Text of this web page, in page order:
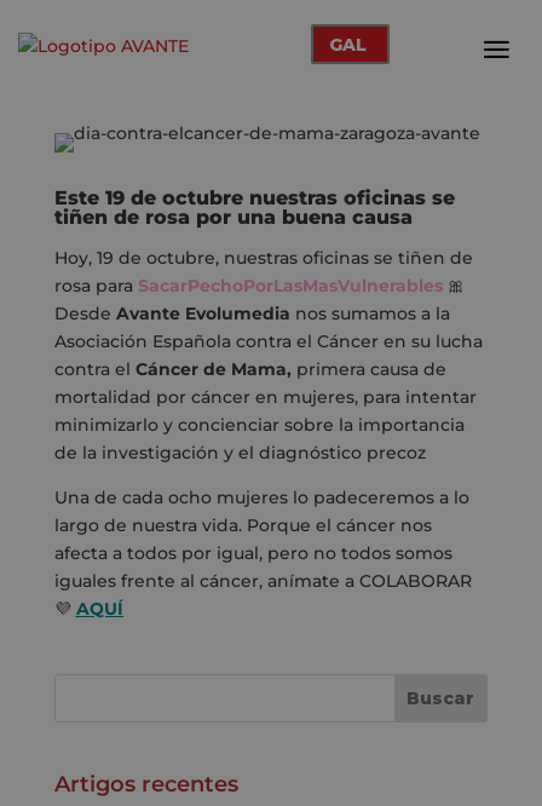
GAL
Este 19 de octubre nuestras oficinas se
tiñen de rosa por una buena causa
Hoy, 19 de octubre, nuestras oficinas se tiñen de
rosa para SacarPechoPorLasMasVulnerables🎀
Desde Avante Evolumedia nos sumamos a la
Asociación Española contra el Cáncer en su lucha
contra el Cáncer de Mama, primera causa de
mortalidad por cáncer en mujeres, para intentar
minimizarlo y concienciar sobre la importancia
de la investigación y el diagnóstico precoz
Una de cada ocho mujeres lo padeceremos a lo
largo de nuestra vida. Porque el cáncer nos
afecta a todos por igual, pero no todos somos
iguales frente al cáncer, anímate a COLABORAR
💜 AQUÍ
Artigos recentes